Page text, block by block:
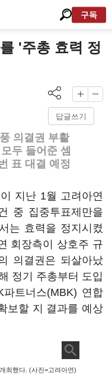
구독
'주총 효력 정
답글쓰기
의결권 부활
두 들어준 셈
표 대결 예정
지난 1월 고려아연
중 집중투표제만을
는 효력을 정지시켰
회장측이 상호주 규
의결권은 되살아났
정기 주총부터 도입
트너스(MBK) 연합
보할 지 결과를 예상
최했다. (사진=고려아연)